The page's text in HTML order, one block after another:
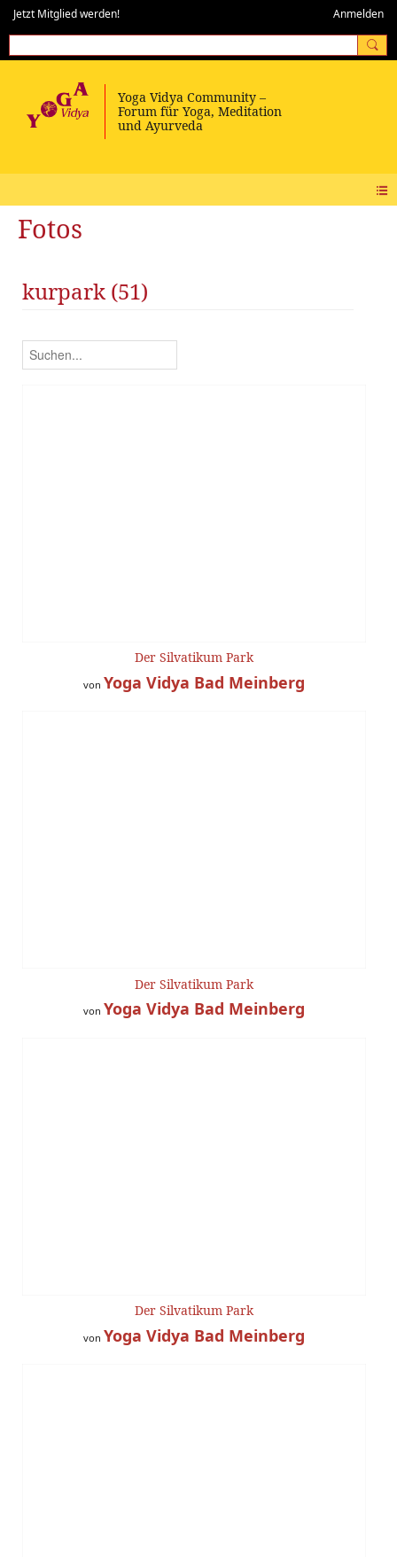
Jetzt Mitglied werden! Anmelden
Fotos
kurpark (51)
Der Silvatikum Park
von Yoga Vidya Bad Meinberg
Der Silvatikum Park
von Yoga Vidya Bad Meinberg
Der Silvatikum Park
von Yoga Vidya Bad Meinberg